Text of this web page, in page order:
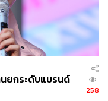
นยกระดับแบรนด์
258